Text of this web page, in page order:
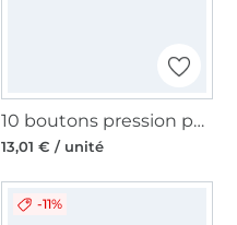
10 boutons pression pour anorak, 15 mm, couleur argent
13,01 € / unité
-11%